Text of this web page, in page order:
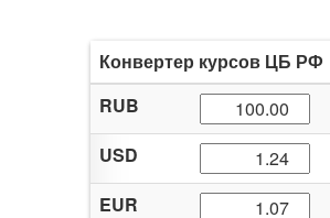
Конвертер курсов ЦБ РФ
RUB
USD
EUR